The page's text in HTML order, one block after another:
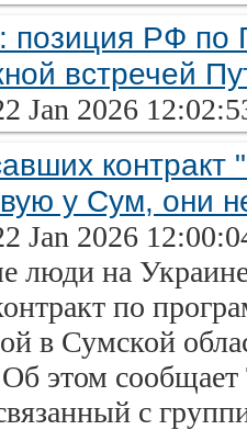
позиция РФ по
встречей
Jan 2026
у Сум, они
Jan 2026
люди на
по
в Сумской
этом
с